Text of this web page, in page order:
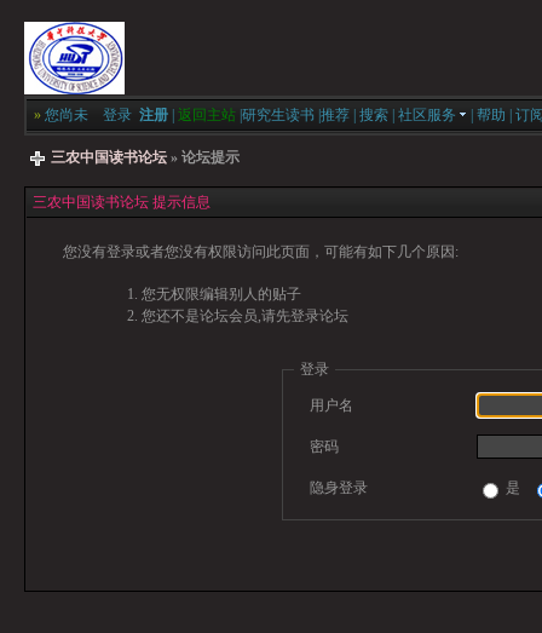
» 您尚未 登录 注册 返回主站 研究生读书 推荐 搜索 社区服务 帮助 订
三农中国读书论坛 » 论坛提示
三农中国读书论坛 提示信息
您没有登录或者您没有权限访问此页面，可能有如下几个原因:
您无权限编辑别人的贴子
您还不是论坛会员,请先登录论坛
登录
用户名
密码
隐身登录 是